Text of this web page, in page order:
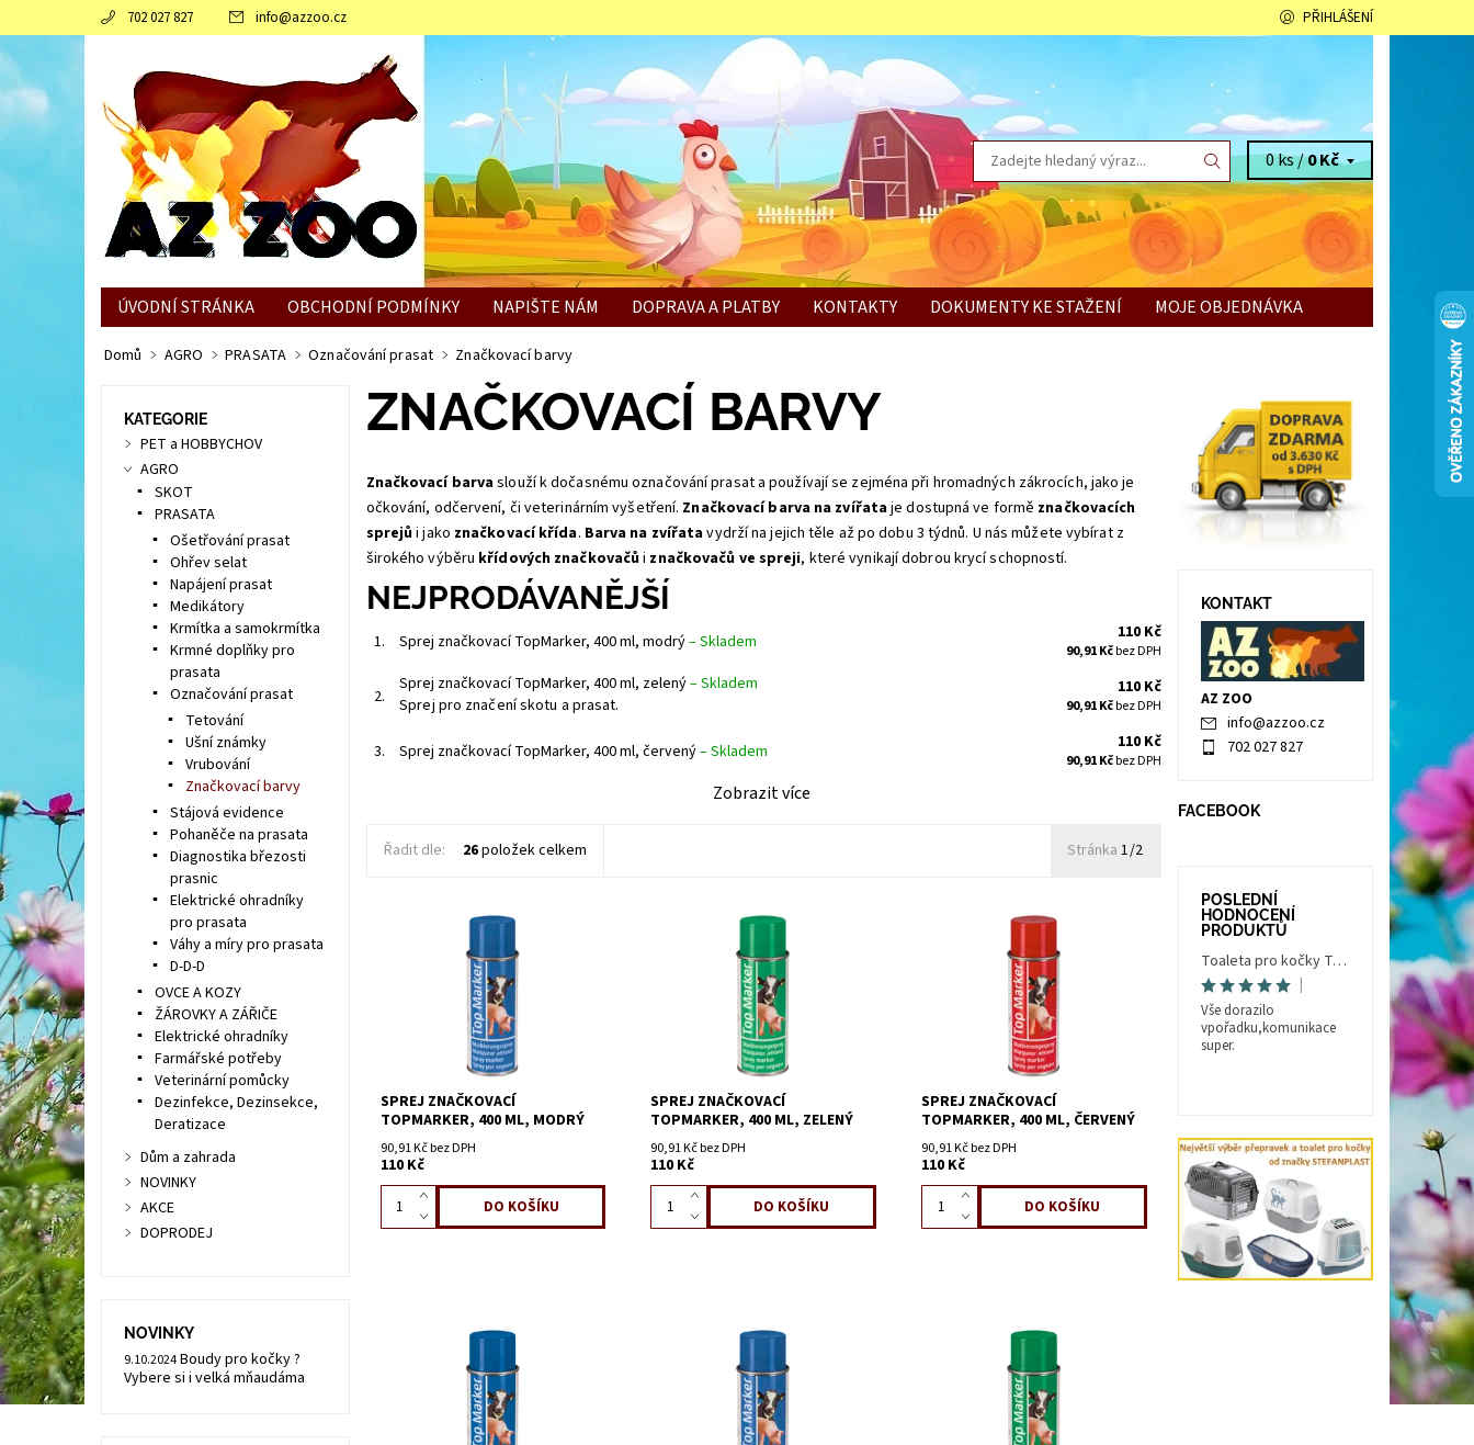
702 027 827 info@azzoo.cz PŘIHLÁŠENÍ
0 ks /0 Kč
ÚVODNÍ STRÁNKA OBCHODNÍ PODMÍNKY NAPIŠTE NÁM DOPRAVA A PLATBY KONTAKTY DOKUMENTY KE STAŽENÍ
MOJE OBJEDNÁVKA
JAK SLEPICÍM POMOCI ZVLÁDNOUT ZIMNÍ OBDOBÍ
Domů AGRO PRASATA Označování prasat Značkovací barvy
ZNAČKOVACÍ BARVY
Značkovací barvaslouží k dočasnému označování prasat a používají se zejména při hromadných zákrocích, jako je
očkování, odčervení, či veterinárním vyšetření. Značkovací barva na zvířataje dostupná ve formě značkovacích
sprejůi jako značkovací křída. Barva na zvířatavydrží na jejich těle až po dobu 3 týdnů. U nás můžete vybírat z
širokého výběru křídových značkovačůi značkovačů ve spreji, které vynikají dobrou krycí schopností.
NEJPRODÁVANĚJŠÍ
1. Sprej značkovací TopMarker, 400 ml, modrý–Skladem 110 Kč
90,91 Kčbez DPH
2.
Sprej značkovací TopMarker, 400 ml, zelený–Skladem
Sprej pro značení skotu a prasat.
110 Kč
90,91 Kčbez DPH
3. Sprej značkovací TopMarker, 400 ml, červený–Skladem 110 Kč
90,91 Kčbez DPH
Zobrazit více
Řadit dle: 26položek celkem Stránka 1/2
SPREJ ZNAČKOVACÍ
TOPMARKER, 400 ML, MODRÝ
90,91 Kč bez DPH
110 Kč
SPREJ ZNAČKOVACÍ
TOPMARKER, 400 ML, ZELENÝ
90,91 Kč bez DPH
110 Kč
SPREJ ZNAČKOVACÍ
TOPMARKER, 400 ML, ČERVENÝ
90,91 Kč bez DPH
110 Kč
KATEGORIE
PET a HOBBYCHOV
AGRO
SKOT
PRASATA
Ošetřování prasat
Ohřev selat
Napájení prasat
Medikátory
Krmítka a samokrmítka
Krmné doplňky pro
prasata
Označování prasat
Tetování
Ušní známky
Vrubování
Značkovací barvy
Stájová evidence
Pohaněče na prasata
Diagnostika březosti
prasnic
Elektrické ohradníky
pro prasata
Váhy a míry pro prasata
D-D-D
OVCE A KOZY
ŽÁROVKY A ZÁŘIČE
Elektrické ohradníky
Farmářské potřeby
Veterinární pomůcky
Dezinfekce, Dezinsekce,
Deratizace
Dům a zahrada
NOVINKY
AKCE
DOPRODEJ
NOVINKY
9.10.2024Boudy pro kočky ?
Vybere si i velká mňaudáma
KONTAKT
AZ ZOO
info@azzoo.cz
702 027 827
FACEBOOK
POSLEDNÍ
HODNOCENÍ
PRODUKTŮ
Toaleta pro kočky Trés Chic Indoor Filter, krytá - kočičí WC s filtrem, holubí šedá/bílá
|
Vše dorazilo
vpořadku,komunikace
super.